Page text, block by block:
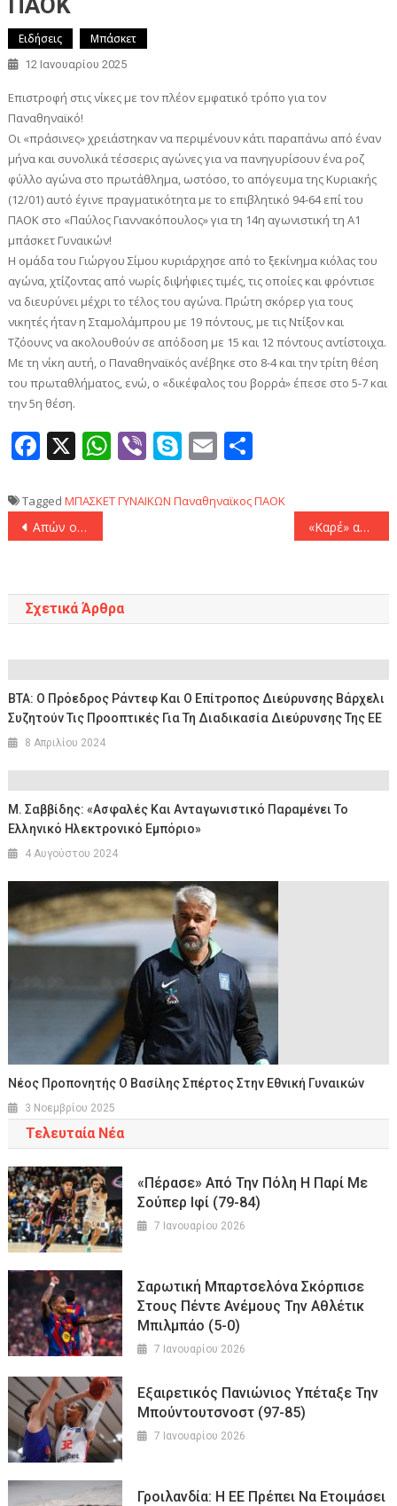
ΠΑΟΚ
Ειδήσεις Μπάσκετ
12 Ιανουαρίου 2025
Επιστροφή στις νίκες με τον πλέον εμφατικό τρόπο για τον
Παναθηναϊκό!
Οι «πράσινες» χρειάστηκαν να περιμένουν κάτι παραπάνω από έναν
μήνα και συνολικά τέσσερις αγώνες για να πανηγυρίσουν ένα ροζ
φύλλο αγώνα στο πρωτάθλημα, ωστόσο, το απόγευμα της Κυριακής
(12/01) αυτό έγινε πραγματικότητα με το επιβλητικό 94-64 επί του
ΠΑΟΚ στο «Παύλος Γιαννακόπουλος» για τη 14η αγωνιστική τη Α1
μπάσκετ Γυναικών!
Η ομάδα του Γιώργου Σίμου κυριάρχησε από το ξεκίνημα κιόλας του
αγώνα, χτίζοντας από νωρίς διψήφιες τιμές, τις οποίες και φρόντισε
να διευρύνει μέχρι το τέλος του αγώνα. Πρώτη σκόρερ για τους
νικητές ήταν η Σταμολάμπρου με 19 πόντους, με τις Ντίξον και
Τζόουνς να ακολουθούν σε απόδοση με 15 και 12 πόντους αντίστοιχα.
Με τη νίκη αυτή, ο Παναθηναϊκός ανέβηκε στο 8-4 και την τρίτη θέση
του πρωταθλήματος, ενώ, ο «δικέφαλος του βορρά» έπεσε στο 5-7 και
την 5η θέση.
Facebook
X WhatsApp
ViberSkype
Email
Tagged ΜΠΑΣΚΕΤ ΓΥΝΑΙΚΩΝ ΠαναθηναϊκοςΠΑΟΚ
Πλοήγηση
Απών ο Γιουρτσεβέν κόντρα στην ΑΕΚ «Καρέ» απουσιών για τον Λεβαδειακό απέναντι στον ΟΦΗ
Σχετικά Άρθρα
ΒΤΑ: Ο Πρόεδρος Ράντεφ Και Ο Επίτροπος Διεύρυνσης Βάρχελι
Συζητούν Τις Προοπτικές Για Τη Διαδικασία Διεύρυνσης Της ΕΕ
8 Απριλίου 2024
Μ. Σαββίδης: «Ασφαλές Και Ανταγωνιστικό Παραμένει Το
Ελληνικό Ηλεκτρονικό Εμπόριο»
4 Αυγούστου 2024
Νέος Προπονητής Ο Βασίλης Σπέρτος Στην Εθνική Γυναικών
3 Νοεμβρίου 2025
Τελευταία Νέα
«Πέρασε» Από Την Πόλη Η Παρί Με
Σούπερ Ιφί (79-84)
7 Ιανουαρίου 2026
Σαρωτική Μπαρτσελόνα Σκόρπισε
Στους Πέντε Ανέμους Την Αθλέτικ
Μπιλμπάο (5-0)
7 Ιανουαρίου 2026
Εξαιρετικός Πανιώνιος Υπέταξε Την
Μπούντουτσνοστ (97-85)
7 Ιανουαρίου 2026
Γροιλανδία: Η ΕΕ Πρέπει Να Ετοιμάσει